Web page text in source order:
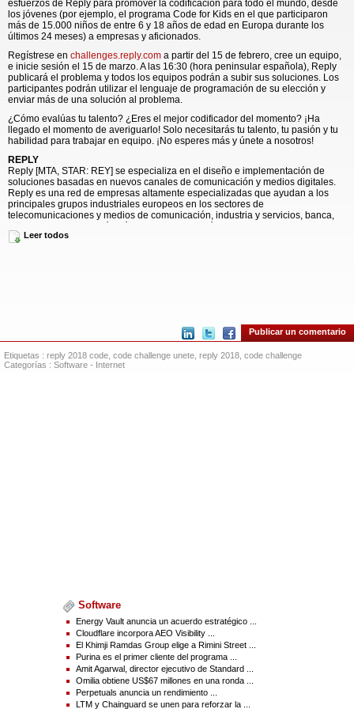
esfuerzos de Reply para promover la codificación para todo el mundo, desde
los jóvenes (por ejemplo, el programa Code for Kids en el que participaron
más de 15.000 niños de entre 6 y 18 años de edad en Europa durante los
últimos 24 meses) a empresas y aficionados.
Regístrese en challenges.reply.com a partir del 15 de febrero, cree un equipo,
e inicie sesión el 15 de marzo. A las 16:30 (hora peninsular española), Reply
publicará el problema y todos los equipos podrán a subir sus soluciones. Los
participantes podrán utilizar el lenguaje de programación de su elección y
enviar más de una solución al problema.
¿Cómo evalúas tu talento? ¿Eres el mejor codificador del momento? ¡Ha
llegado el momento de averiguarlo! Solo necesitarás tu talento, tu pasión y tu
habilidad para trabajar en equipo. ¡No esperes más y únete a nosotros!
REPLY
Reply [MTA, STAR: REY] se especializa en el diseño e implementación de
soluciones basadas en nuevos canales de comunicación y medios digitales.
Reply es una red de empresas altamente especializadas que ayudan a los
principales grupos industriales europeos en los sectores de
telecomunicaciones y medios de comunicación, industria y servicios, banca,
comerciales listos para los nuevos paradigmas de grandes datos, informática
Vea la versión original en businesswire.com:
http://www.businesswire.com/news/home/20180219005222/es/
Leer todos
Publicar un comentario
Etiquetas : reply 2018 code code challenge unete reply 2018 code challenge
Categorías : Software - Internet
Software
Energy Vault anuncia un acuerdo estratégico ...
Cloudflare incorpora AEO Visibility ...
El Khimji Ramdas Group elige a Rimini Street ...
Purina es el primer cliente del programa ...
Amit Agarwal, director ejecutivo de Standard ...
Omilia obtiene US$67 millones en una ronda ...
Perpetuals anuncia un rendimiento ...
LTM y Chainguard se unen para reforzar la ...